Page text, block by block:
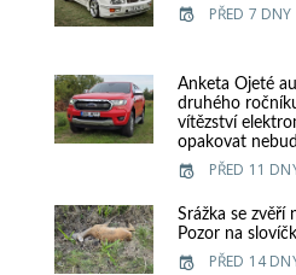
PŘED 7 DNY
Anketa Ojeté
druhého
vítězství
opakovat
PŘED 11
Srážka se zvěří
Pozor na
PŘED 14